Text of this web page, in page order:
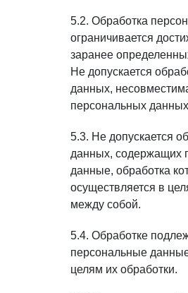
Обработка
ограничивается
заранее
Не допускается
данных,
персональных
Не допускается
данных, содержащих
данные, обработка
осуществляется в
между собой.
Обработке
персональные
целям их обработки.